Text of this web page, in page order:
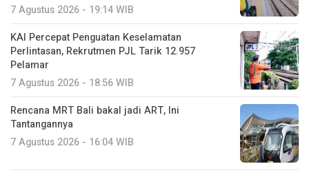
7 Agustus 2026 - 19:14 WIB
KAI Percepat Penguatan Keselamatan
Perlintasan, Rekrutmen PJL Tarik 12.957
Pelamar
7 Agustus 2026 - 18:56 WIB
Rencana MRT Bali bakal jadi ART, Ini
Tantangannya
7 Agustus 2026 - 16:04 WIB